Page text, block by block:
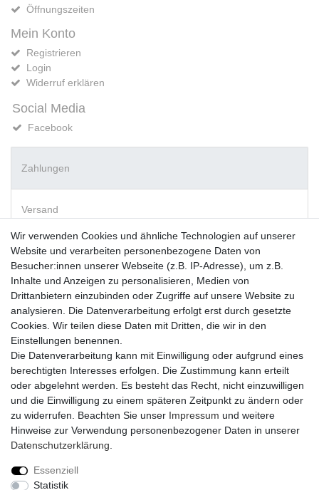
Öffnungszeiten
Mein Konto
Registrieren
Login
Widerruf erklären
Social Media
Facebook
Zahlungen
Versand
Vorkasse
PayPal
Sofortüberweisung
Kreditkarte
AmazonPay
Bar bei Abholung
Widerrufs­recht Widerrufs­formular Impressum
Daten­schutz­erklärung
Wir verwenden Cookies und ähnliche Technologien auf unserer
Website und verarbeiten personenbezogene Daten von
Besucher:innen unserer Webseite (z.B. IP-Adresse), um z.B.
Inhalte und Anzeigen zu personalisieren, Medien von
Drittanbietern einzubinden oder Zugriffe auf unsere Website zu
analysieren. Die Datenverarbeitung erfolgt erst durch gesetzte
Cookies. Wir teilen diese Daten mit Dritten, die wir in den
Einstellungen benennen.
Die Datenverarbeitung kann mit Einwilligung oder aufgrund eines
berechtigten Interesses erfolgen. Die Zustimmung kann erteilt
oder abgelehnt werden. Es besteht das Recht, nicht einzuwilligen
und die Einwilligung zu einem späteren Zeitpunkt zu ändern oder
zu widerrufen. Beachten Sie unser Impressum und weitere
Hinweise zur Verwendung personenbezogener Daten in unserer
Daten­schutz­erklärung
Essenziell
Statistik